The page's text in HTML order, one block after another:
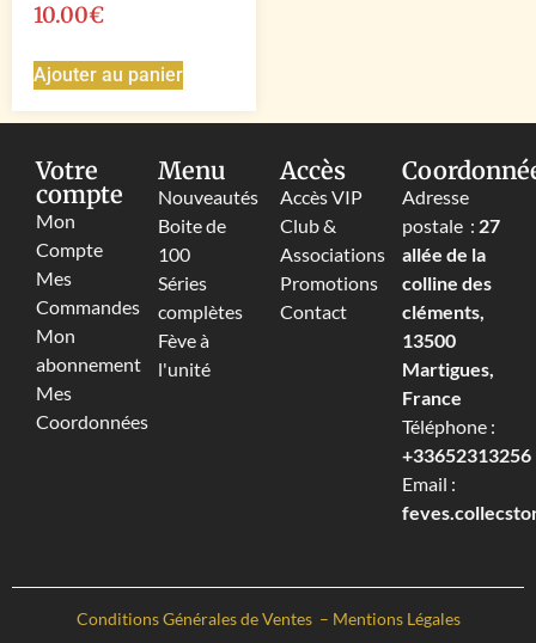
10.00€
Ajouter au panier
Votre
compte
Mon
Compte
Mes
Commandes
Mon
abonnement
Mes
Coordonnées
Menu
Nouveautés
Boite de
100
Séries
complètes
Fève à
l'unité
Accès
Accès VIP
Club &
Associations
Promotions
Contact
Adresse
postale : 27
allée de la
colline des
cléments,
13500
Martigues,
France
Téléphone :
+33652313256‬
Email :
Conditions Générales de Ventes – Mentions Légales